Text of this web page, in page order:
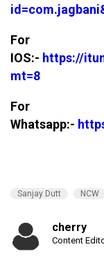
For
IOS:- https://
mt=8
For
Whatsapp:-
Sanjay Dutt NCW
cherry
Content